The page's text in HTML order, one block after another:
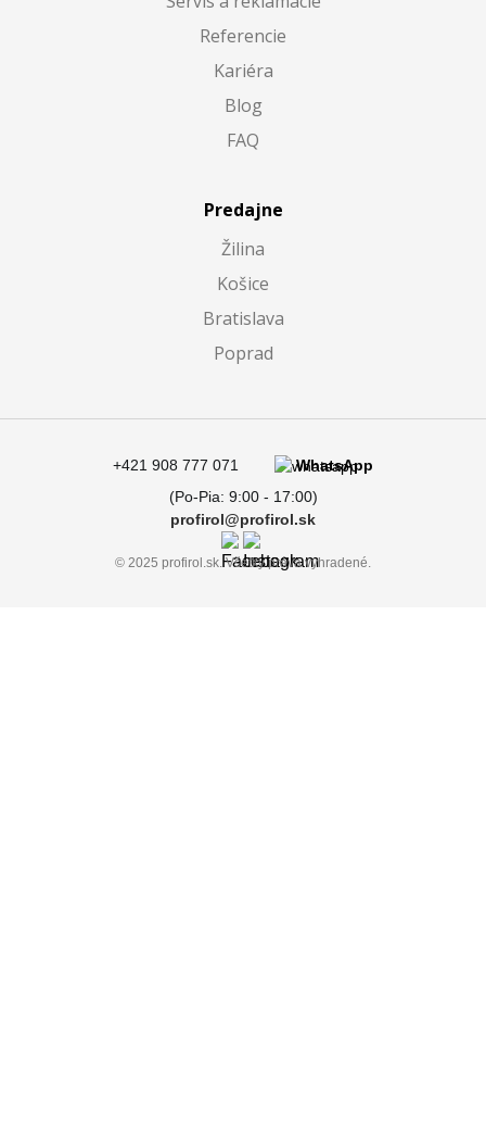
Referencie
Kariéra
Blog
FAQ
Predajne
Žilina
Košice
Bratislava
Poprad
© 2025 profirol.sk. Všetky práva vyhradené.
+421 908 777 071
(Po-Pia: 9:00 - 17:00)
WhatsApp
profirol@profirol.sk